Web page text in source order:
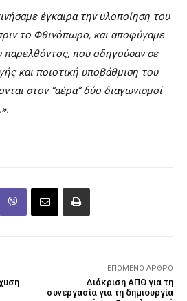
έγκαιρα την υλοποίηση του
το Φθινόπωρο, και αποφύγαμε
παρελθόντος, που οδηγούσαν σε
και ποιοτική υποβάθμιση του
στον “αέρα” δύο διαγωνισμοί
ΕΠΌΜΕΝΟ ΆΡΘΡΟ
Διάκριση ΑΠΘ για τη
συνεργασία για τη δημιουργία